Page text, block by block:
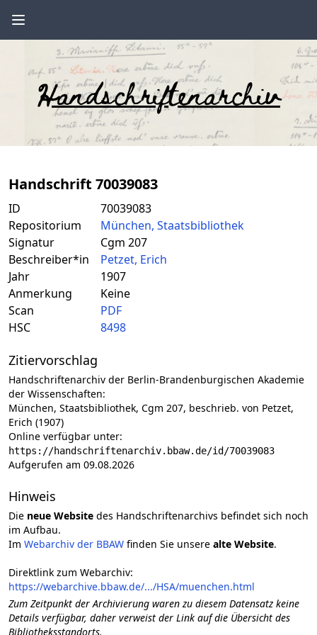
Handschriftenarchiv
Handschrift 70039083
ID
70039083
Repositorium
München, Staatsbibliothek
Signatur
Cgm 207
Beschreiber*in
Petzet, Erich
Jahr
1907
Anmerkung
Keine
Scan
PDF
HSC
8498
Zitiervorschlag
Handschriftenarchiv der Berlin-Brandenburgischen Akademie
der Wissenschaften:
München, Staatsbibliothek, Cgm 207, beschrieb. von Petzet,
Erich (1907)
Online verfügbar unter:
https://handschriftenarchiv.bbaw.de/id/70039083
Aufgerufen am 09.08.2026
Hinweis
Die neue Website des Handschriftenarchivs befindet sich noch
im Aufbau.
Im Webarchiv der BBAW finden Sie unsere alte Website.
Direktlink zum Webarchiv:
https://webarchive.bbaw.de/.../HSA/muenchen.html
Zum Zeitpunkt der Archivierung waren zu diesem Datensatz keine
Details verfügbar, daher verweist der Link auf die Übersicht des
Bibliotheksstandorts.